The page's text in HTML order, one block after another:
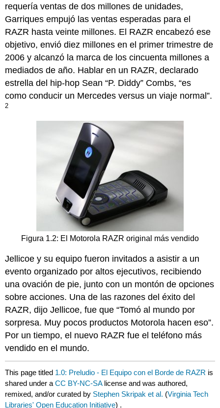
requería ventas de dos millones de unidades,
Garriques empujó las ventas esperadas para el
RAZR hasta veinte millones. El RAZR encabezó ese
objetivo, envió diez millones en el primer trimestre de
2006 y alcanzó la marca de los cincuenta millones a
mediados de año. Hablar en un RAZR, declarado
estrella del hip-hop Sean “P. Diddy” Combs, “es
como conducir un Mercedes versus un viaje normal”.
2
Figura 1.2: El Motorola RAZR original más vendido
Jellicoe y su equipo fueron invitados a asistir a un
evento organizado por altos ejecutivos, recibiendo
una ovación de pie, junto con un montón de opciones
sobre acciones. Una de las razones del éxito del
RAZR, dijo Jellicoe, fue que “Tomó al mundo por
sorpresa. Muy pocos productos Motorola hacen eso”.
Por un tiempo, el nuevo RAZR fue el teléfono más
vendido en el mundo.
This page titled 1.0: Preludio - El Equipo con el Borde de RAZR is
shared under aCC BY-NC-SA license and was authored,
remixed, and/or curated by Stephen Skripak et al. (Virginia Tech
Libraries' Open Education Initiative) .